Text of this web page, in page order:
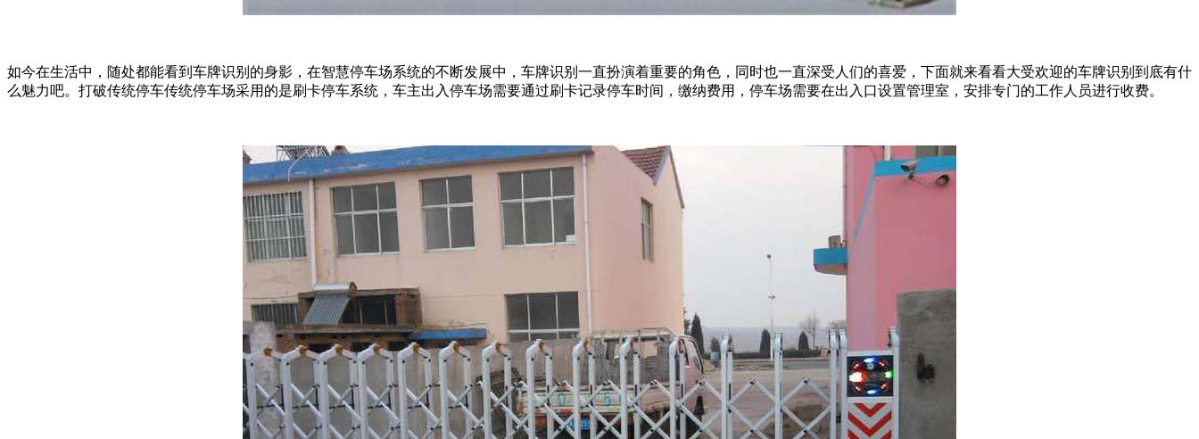
如今在生活中，随处都能看到车牌识别的身影，在智慧停车场系统的不断发展中，车牌识别一直扮演着重要的角色，同时也一直深受人们的喜爱，下面就来看看大受欢迎的车牌识别到底有什
么魅力吧。打破传统停车传统停车场采用的是刷卡停车系统，车主出入停车场需要通过刷卡记录停车时间，缴纳费用，停车场需要在出入口设置管理室，安排专门的工作人员进行收费。